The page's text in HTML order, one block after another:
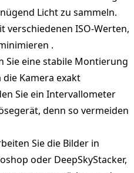
Licht zu sammeln.
verschiedenen ISO-Werten,
.
Sie eine stabile Montierung
die Kamera exakt
Sie ein Intervallometer
denn so vermeiden
Sie die Bilder in
oder DeepSkyStacker,